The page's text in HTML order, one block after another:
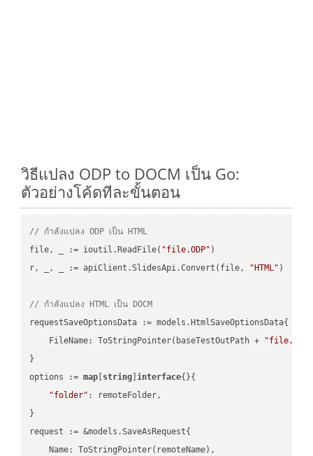
วิธีแปลง ODP to DOCM เป็น Go:
ตัวอย่างโค้ดทีละขั้นตอน
// กำลังแปลง ODP เป็น HTML
file, _ := ioutil.ReadFile( "file.ODP" )
r, _, _ := apiClient.SlidesApi.Convert(file,
"HTML" )
// กำลังแปลง HTML เป็น DOCM
requestSaveOptionsData := models.HtmlSaveOptionsData{
    FileName: ToStringPointer(baseTestOutPath +
}
options := map string ]interface{}{
"folder" : remoteFolder,
}
request := &models.SaveAsRequest{
    Name: ToStringPointer(remoteName),